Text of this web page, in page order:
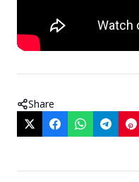
Share